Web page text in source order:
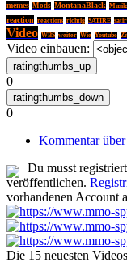
memes Mods MontanaBlack
reaction reactions richtig SATIRE
Video WBS weiter Wie Youtube
Video einbauen:
0
0
Kommentar über
Du musst
veröffentlichen.
vorhandenen Account
Die 15 neuesten Videos